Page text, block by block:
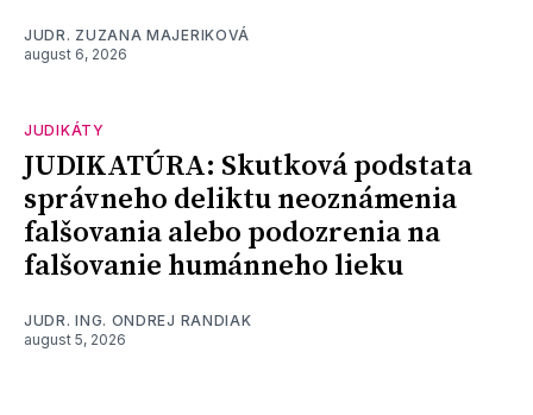
JUDR. ZUZANA MAJERIKOVÁ
august 6, 2026
JUDIKÁTY
JUDIKATÚRA: Skutková podstata
správneho deliktu neoznámenia
falšovania alebo podozrenia na
falšovanie humánneho lieku
JUDR. ING. ONDREJ RANDIAK
august 5, 2026